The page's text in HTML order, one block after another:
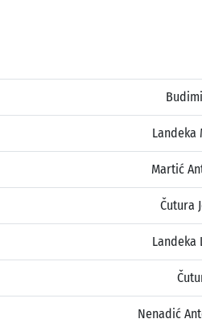
Landeka
Martić
Čutura
Landeka
Nenadić